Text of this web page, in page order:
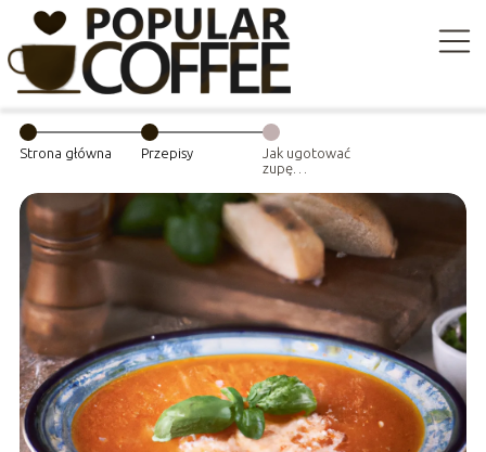
Strona główna Przepisy
Jak ugotować
zupę
ryżem? Przepis
na tradycyjne
danie